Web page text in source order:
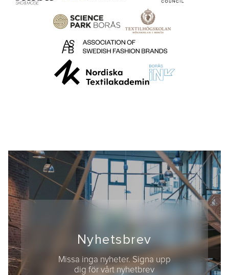
Nyhetsbrev
Missa inga nyheter. Signa upp
dig för vårt nyhetbrev